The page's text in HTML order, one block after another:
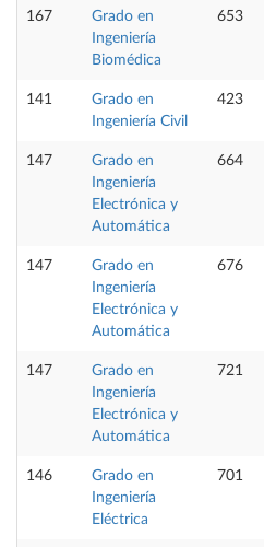
167
Grado en
Ingeniería
Biomédica
653
141
Grado en
Ingeniería Civil
423
147
Grado en
Ingeniería
Electrónica y
Automática
664
147
Grado en
Ingeniería
Electrónica y
Automática
676
147
Grado en
Ingeniería
Electrónica y
Automática
721
146
Grado en
Ingeniería
Eléctrica
701